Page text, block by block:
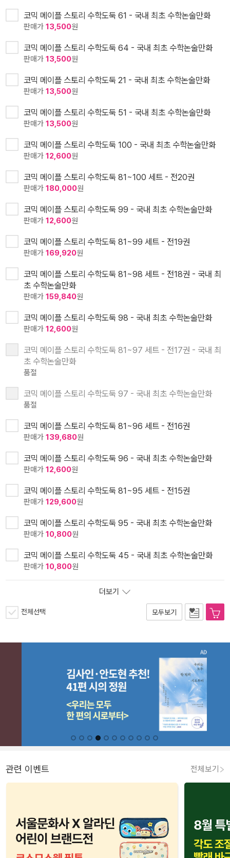
코믹 메이플 스토리 수학도둑 61 - 국내 최초 수학논술만화
판매가 13,500원
코믹 메이플 스토리 수학도둑 64 - 국내 최초 수학논술만화
판매가 13,500원
코믹 메이플 스토리 수학도둑 21 - 국내 최초 수학논술만화
판매가 13,500원
코믹 메이플 스토리 수학도둑 51 - 국내 최초 수학논술만화
판매가 13,500원
코믹 메이플 스토리 수학도둑 100 - 국내 최초 수학논술만화
판매가 12,600원
코믹 메이플 스토리 수학도둑 81~100 세트 - 전20권
판매가 180,000원
코믹 메이플 스토리 수학도둑 99 - 국내 최초 수학논술만화
판매가 12,600원
코믹 메이플 스토리 수학도둑 81~99 세트 - 전19권
판매가 169,920원
코믹 메이플 스토리 수학도둑 81~98 세트 - 전18권 - 국내 최
초 수학논술만화
판매가 159,840원
코믹 메이플 스토리 수학도둑 98 - 국내 최초 수학논술만화
판매가 12,600원
코믹 메이플 스토리 수학도둑 81~97 세트 - 전17권 - 국내 최
초 수학논술만화
품절
코믹 메이플 스토리 수학도둑 97 - 국내 최초 수학논술만화
품절
코믹 메이플 스토리 수학도둑 81~96 세트 - 전16권
판매가 139,680원
코믹 메이플 스토리 수학도둑 96 - 국내 최초 수학논술만화
판매가 12,600원
코믹 메이플 스토리 수학도둑 81~95 세트 - 전15권
판매가 129,600원
코믹 메이플 스토리 수학도둑 95 - 국내 최초 수학논술만화
판매가 10,800원
코믹 메이플 스토리 수학도둑 45 - 국내 최초 수학논술만화
판매가 10,800원
더보기
전체선택 모두보기
관련 이벤트 전체보기